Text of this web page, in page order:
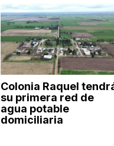
Colonia Raquel
su primera red de
agua potable
domiciliaria